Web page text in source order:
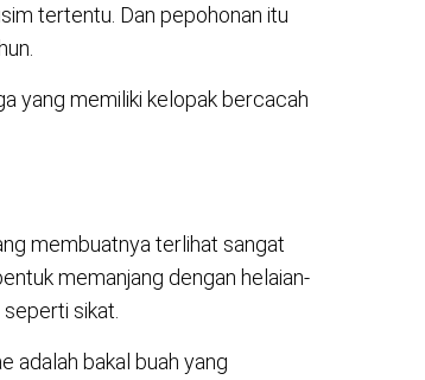
tertentu. Dan pepohonan itu
yang memiliki kelopak bercacah
membuatnya terlihat sangat
memanjang dengan helaian-
sikat.
adalah bakal buah yang